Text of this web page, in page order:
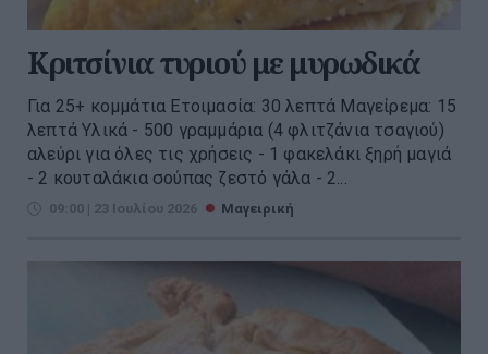
Κριτσίνια τυριού με μυρωδικά
Για 25+ κομμάτια Ετοιμασία: 30 λεπτά Μαγείρεμα: 15
λεπτά Υλικά - 500 γραμμάρια (4 φλιτζάνια τσαγιού)
αλεύρι για όλες τις χρήσεις - 1 φακελάκι ξηρή μαγιά
- 2 κουταλάκια σούπας ζεστό γάλα - 2...
09:00 | 23 Ιουλίου 2026 Μαγειρική